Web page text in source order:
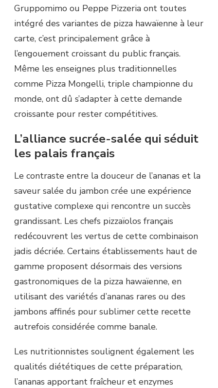
Gruppomimo ou Peppe Pizzeria ont toutes
intégré des variantes de pizza hawaïenne à leur
carte, c’est principalement grâce à
l’engouement croissant du public français.
Même les enseignes plus traditionnelles
comme Pizza Mongelli, triple championne du
monde, ont dû s’adapter à cette demande
croissante pour rester compétitives.
L’alliance sucrée-salée qui séduit
les palais français
Le contraste entre la douceur de l’ananas et la
saveur salée du jambon crée une expérience
gustative complexe qui rencontre un succès
grandissant. Les chefs pizzaïolos français
redécouvrent les vertus de cette combinaison
jadis décriée. Certains établissements haut de
gamme proposent désormais des versions
gastronomiques de la pizza hawaïenne, en
utilisant des variétés d’ananas rares ou des
jambons affinés pour sublimer cette recette
autrefois considérée comme banale.
Les nutritionnistes soulignent également les
qualités diététiques de cette préparation,
l’ananas apportant fraîcheur et enzymes